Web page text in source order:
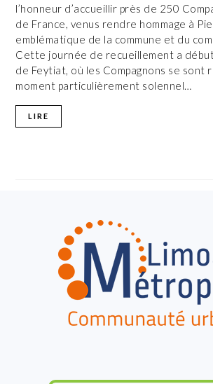
l’honneur d’accueillir près de 250
de France, venus rendre hommage à
emblématique de la commune et du
Cette journée de recueillement a
de Feytiat, où les Compagnons se sont
moment particulièrement solennel…
LIRE